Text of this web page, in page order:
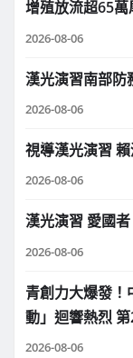
增殖放流超65
2026-08-06
漢光演習南部防
2026-08-06
視導漢光演習
2026-08-06
漢光演習 愛國
2026-08-06
青創力大爆發！
動」迴響熱烈
2026-08-06